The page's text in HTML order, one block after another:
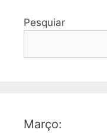
Pesquiar
Março: